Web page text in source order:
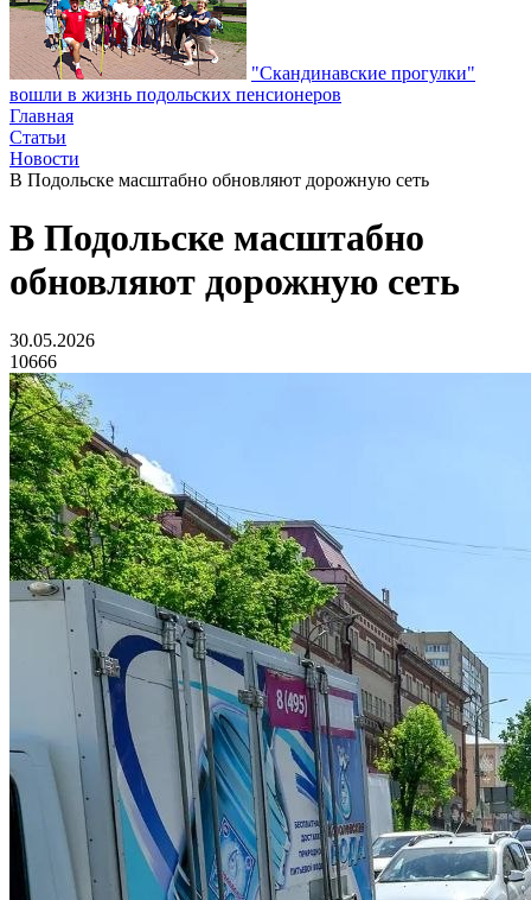
"Скандинавские прогулки"
вошли в жизнь подольских пенсионеров
Главная
Статьи
Новости
В Подольске масштабно обновляют дорожную сеть
В Подольске масштабно
обновляют дорожную сеть
30.05.2026
10666